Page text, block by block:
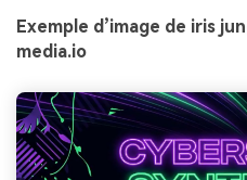
Exemple d’image de iris
media.io